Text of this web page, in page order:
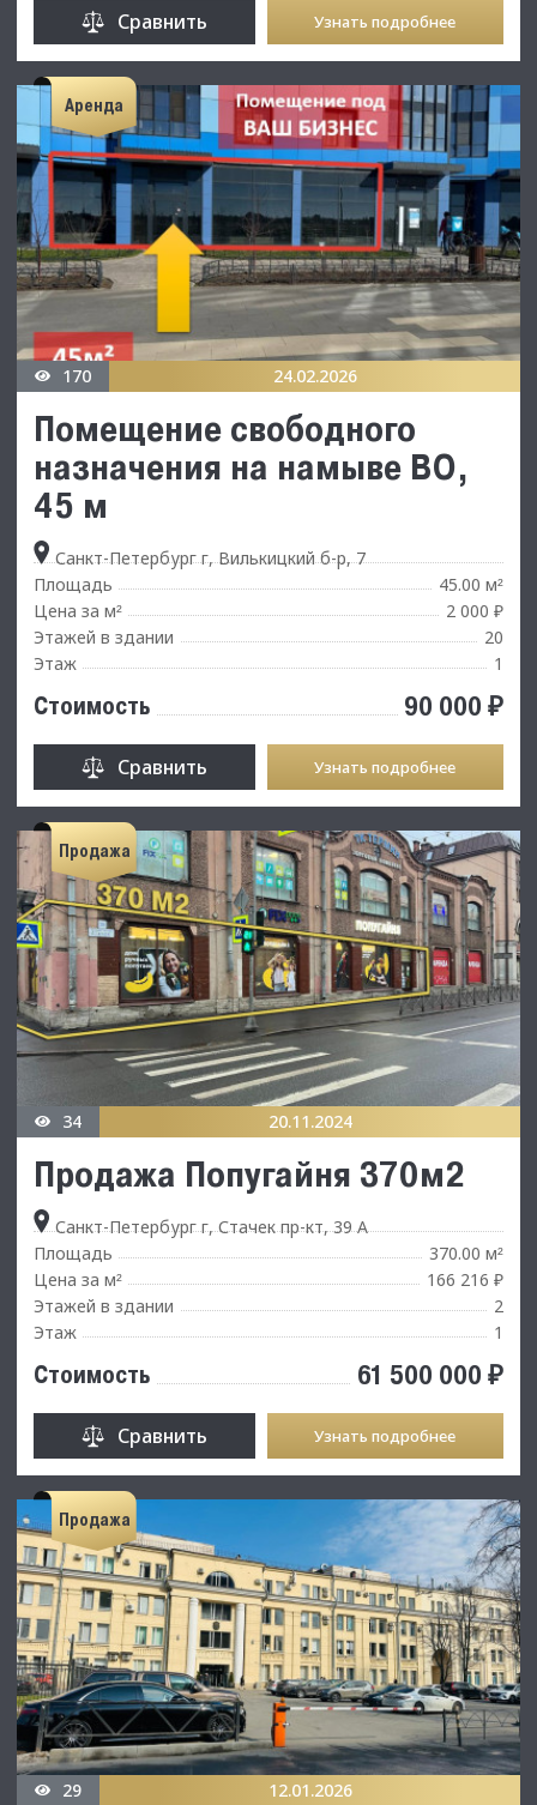
Сравнить Узнать подробнее
Аренда
170 24.02.2026
Помещение свободного
назначения на намыве ВО,
45 м
Санкт-Петербург г, Вилькицкий б-р, 7
Площадь
45.00 м²
Цена за м²
2 000 ₽
Этажей в здании
20
Этаж
1
Стоимость 90 000 ₽
Сравнить Узнать подробнее
Продажа
34 20.11.2024
Продажа Попугайня 370м2
Санкт-Петербург г, Стачек пр-кт, 39 А
Площадь
370.00 м²
Цена за м²
166 216 ₽
Этажей в здании
2
Этаж
1
Стоимость 61 500 000 ₽
Сравнить Узнать подробнее
Продажа
29 12.01.2026